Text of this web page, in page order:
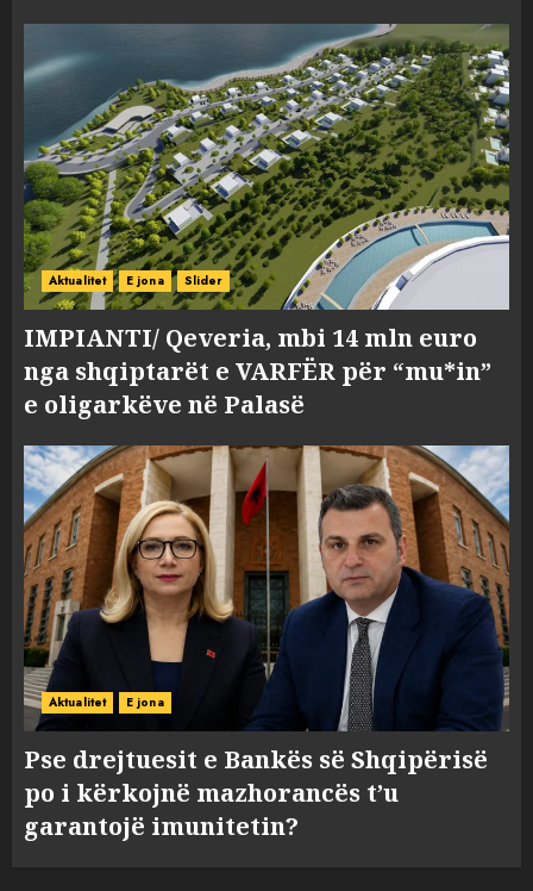
Aktualitet E jona Slider
IMPIANTI/ Qeveria, mbi 14 mln euro
nga shqiptarët e VARFËR për “mu*in”
e oligarkëve në Palasë
Aktualitet E jona
Pse drejtuesit e Bankës së Shqipërisë
po i kërkojnë mazhorancës t’u
garantojë imunitetin?